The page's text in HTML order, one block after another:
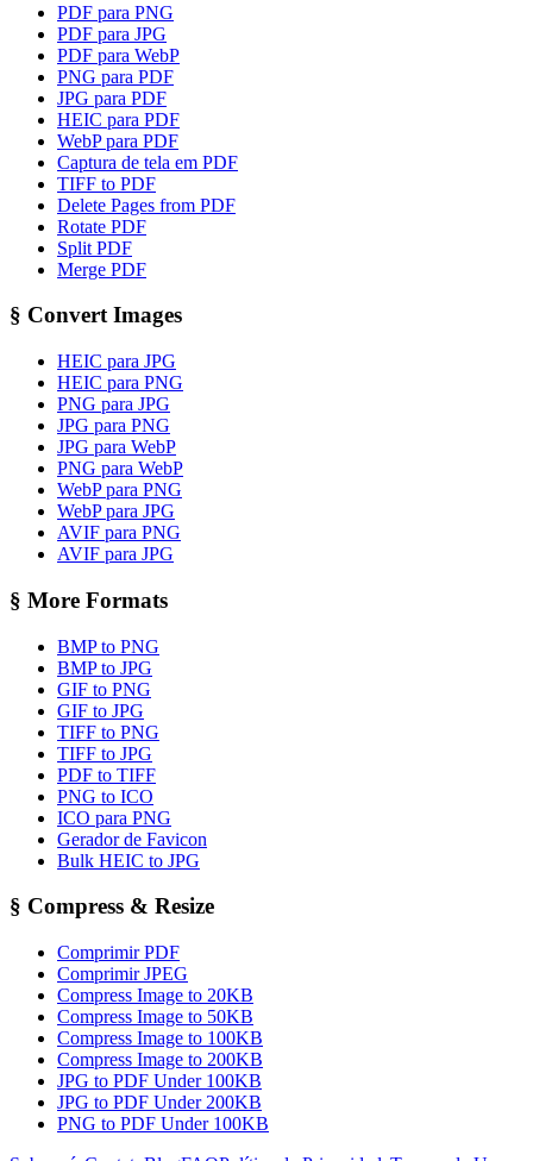
PDF para PNG
PDF para JPG
PDF para WebP
PNG para PDF
JPG para PDF
HEIC para PDF
WebP para PDF
Captura de tela em PDF
TIFF to PDF
Delete Pages from PDF
Rotate PDF
Split PDF
Merge PDF
§ Convert Images
HEIC para JPG
HEIC para PNG
PNG para JPG
JPG para PNG
JPG para WebP
PNG para WebP
WebP para PNG
WebP para JPG
AVIF para PNG
AVIF para JPG
§ More Formats
BMP to PNG
BMP to JPG
GIF to PNG
GIF to JPG
TIFF to PNG
TIFF to JPG
PDF to TIFF
PNG to ICO
ICO para PNG
Gerador de Favicon
Bulk HEIC to JPG
§ Compress & Resize
Comprimir PDF
Comprimir JPEG
Compress Image to 20KB
Compress Image to 50KB
Compress Image to 100KB
Compress Image to 200KB
JPG to PDF Under 100KB
JPG to PDF Under 200KB
PNG to PDF Under 100KB